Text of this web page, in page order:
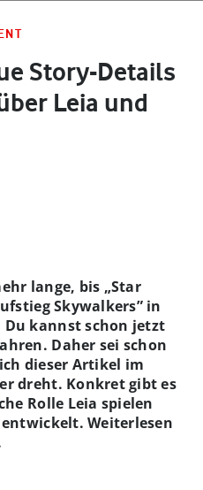
Story-Details
Leia und
lange, bis „Star
Skywalkers” in
kannst schon jetzt
Daher sei schon
dieser Artikel im
dreht. Konkret gibt es
Rolle Leia spielen
Weiterlesen